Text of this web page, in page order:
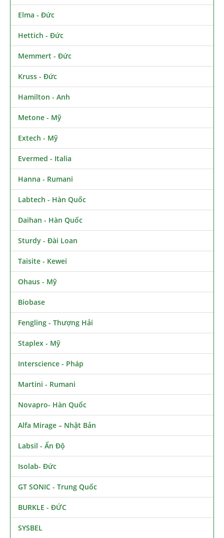
Elma - Đức
Hettich - Đức
Memmert - Đức
Kruss - Đức
Hamilton - Anh
Metone - Mỹ
Extech - Mỹ
Evermed - Italia
Hanna - Rumani
Labtech - Hàn Quốc
Daihan - Hàn Quốc
Sturdy - Đài Loan
Taisite - Kewei
Ohaus - Mỹ
Biobase
Fengling - Thượng Hải
Staplex - Mỹ
Interscience - Pháp
Martini - Rumani
Novapro- Hàn Quốc
Alfa Mirage – Nhật Bản
Labsil - Ấn Độ
Isolab- Đức
GT SONIC - Trung Quốc
BURKLE - ĐỨC
SYSBEL